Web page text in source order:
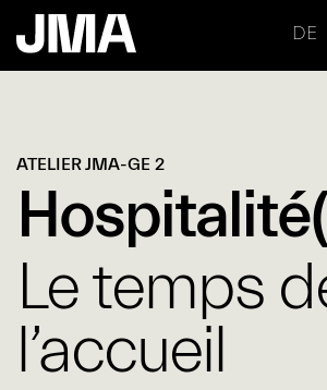
DE
ATELIER JMA-GE 2
Le temps
l’accueil